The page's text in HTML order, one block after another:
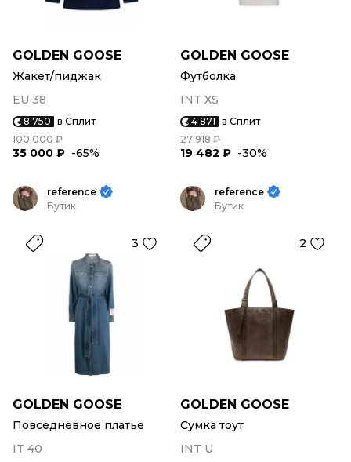
GOLDEN GOOSE
Жакет/пиджак
EU 38
8 750 в Сплит
100 000 ₽
35 000 ₽ -65%
GOLDEN GOOSE
Футболка
INT XS
4 871 в Сплит
27 918 ₽
19 482 ₽ -30%
reference
Бутик
3
GOLDEN GOOSE
Повседневное платье
IT 40
reference
Бутик
2
GOLDEN GOOSE
Сумка тоут
INT U